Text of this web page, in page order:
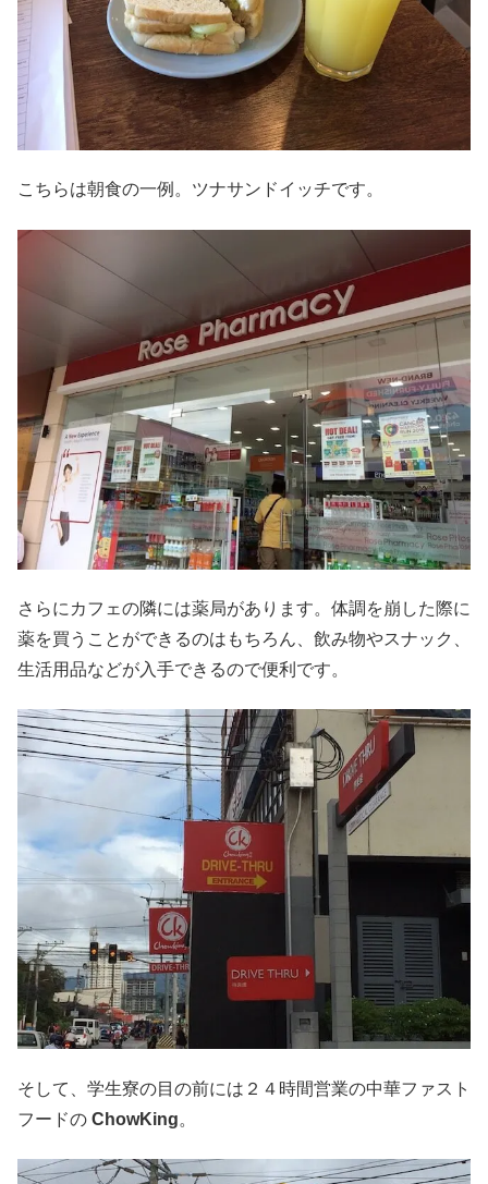
こちらは朝食の一例。ツナサンドイッチです。
さらにカフェの隣には薬局があります。体調を崩した際に
薬を買うことができるのはもちろん、飲み物やスナック、
生活用品などが入手できるので便利です。
そして、学生寮の目の前には２４時間営業の中華ファスト
フードの ChowKing。